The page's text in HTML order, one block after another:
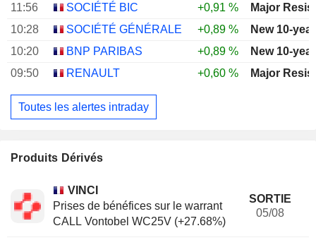
11:56
SOCIÉTÉ BIC +0,91 %
Major
10:28
SOCIÉTÉ GÉNÉRALE +0,89 %
New 10-
10:20
BNP PARIBAS +0,89 %
New 10-
09:50
RENAULT +0,60 % Major
Toutes les alertes intraday
Produits Dérivés
VINCI
Prises de bénéfices sur le warrant
CALL Vontobel WC25V (+27.68%)
SORTIE
05/08